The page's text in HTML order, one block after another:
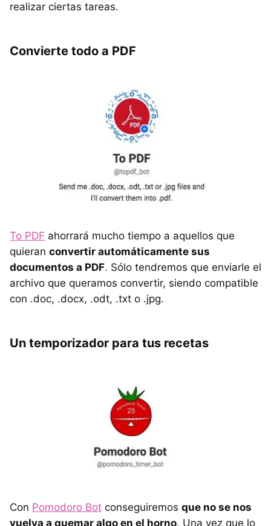
realizar ciertas tareas.
Convierte todo a PDF
To PDF ahorrará mucho tiempo a aquellos que
quieran convertir automáticamente sus
documentos a PDF. Sólo tendremos que enviarle el
archivo que queramos convertir, siendo compatible
con .doc, .docx, .odt, .txt o .jpg.
Un temporizador para tus recetas
Con Pomodoro Bot conseguiremos que no se nos
vuelva a quemar algo en el horno. Una vez que lo